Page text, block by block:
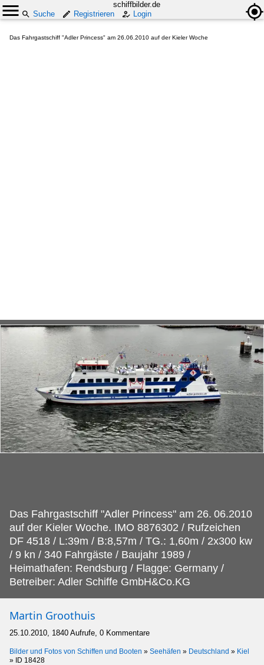
schiffbilder.de
Suche
Registrieren Login
Das Fahrgastschiff "Adler Princess" am 26.06.2010 auf der Kieler Woche
Das Fahrgastschiff "Adler Princess" am 26. 06.2010
auf der Kieler Woche. IMO 8876302 / Rufzeichen
DF 4518 / L:39m / B:8,57m / TG.: 1,60m / 2x300 kw
/ 9 kn / 340 Fahrgäste / Baujahr 1989 /
Heimathafen: Rendsburg / Flagge: Germany /
Betreiber: Adler Schiffe GmbH&Co.KG
Martin Groothuis
25.10.2010, 1840 Aufrufe, 0 Kommentare
Bilder und Fotos von Schiffen und Booten » Seehäfen » Deutschland » Kiel
» ID 18428